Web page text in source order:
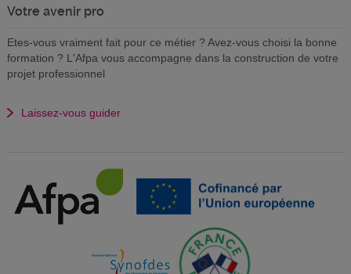
Votre avenir pro
Etes-vous vraiment fait pour ce métier ? Avez-vous choisi la bonne
formation ? L'Afpa vous accompagne dans la construction de votre
projet professionnel
Laissez-vous guider